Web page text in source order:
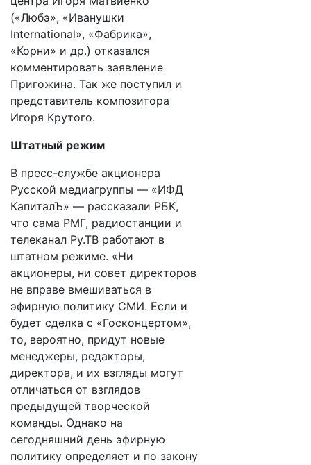
(«Любэ», «Иванушки
International», «Фабрика»,
«Корни» и др.) отказался
комментировать заявление
Пригожина. Так же поступил и
представитель композитора
Игоря Крутого.
Штатный режим
В пресс-службе акционера
Русской медиагруппы — «ИФД
КапиталЪ» — рассказали РБК,
что сама РМГ, радиостанции и
телеканал Ру.ТВ работают в
штатном режиме. «Ни
акционеры, ни совет директоров
не вправе вмешиваться в
эфирную политику СМИ. Если и
будет сделка с «Госконцертом»,
то, вероятно, придут новые
менеджеры, редакторы,
директора, и их взгляды могут
отличаться от взглядов
предыдущей творческой
команды. Однако на
сегодняшний день эфирную
политику определяет и по закону